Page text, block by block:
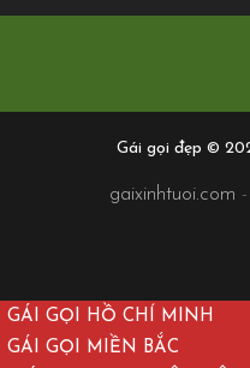
Gái gọi đẹp ©
gaixinhtuoi.com -
GÁI GỌI HỒ CHÍ MINH
GÁI GỌI MIỀN BẮC